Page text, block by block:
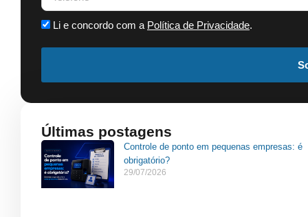
Li e concordo com a Política de Privacidade.
Últimas postagens
Controle de ponto em pequenas empresas: é
obrigatório?
29/07/2026